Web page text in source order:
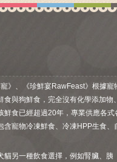
》、《珍鮮宴RawFeast》根據寵
食與狗鮮食，完全沒有化學添加物
鮮食已經超過20年，專業供應各式
含寵物冷凍鮮食、冷凍HPP生食、
貓另一種飲食選擇，例如腎臟、胰